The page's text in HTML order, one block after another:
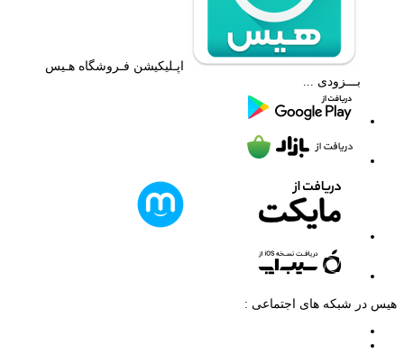
اپـلیکیشن فـروشگاه هـیس
بـــزودی ...
هیس در شبکه های اجتماعی :